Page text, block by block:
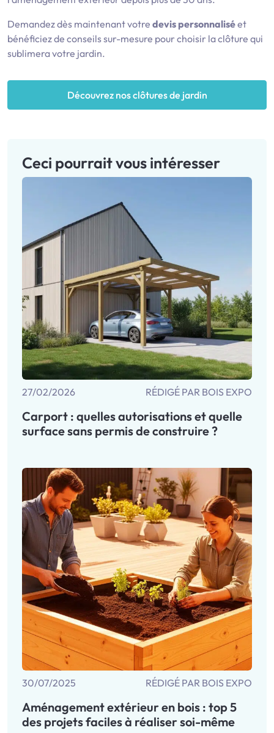
Demandez dès maintenant votre devis personnaliséet
bénéficiez de conseils sur-mesure pour choisir la clôture qui
sublimera votre jardin.
Découvrez nos clôtures de jardin
Ceci pourrait vous intéresser
27/02/2026 RÉDIGÉ PAR BOIS EXPO
Carport : quelles autorisations et quelle
surface sans permis de construire ?
30/07/2025 RÉDIGÉ PAR BOIS EXPO
Aménagement extérieur en bois : top 5
des projets faciles à réaliser soi-même